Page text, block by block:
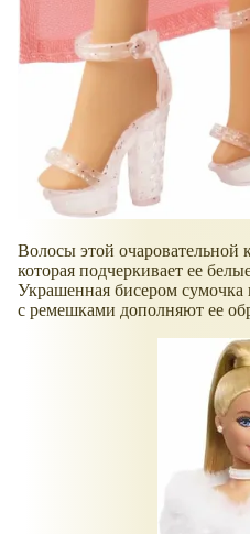
Волосы этой очаровательной
которая подчеркивает ее
Украшенная бисером
с ремешками дополняют ее